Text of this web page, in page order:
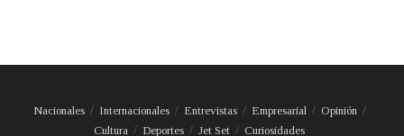
Nacionales Internacionales Entrevistas Empresarial
Opinión
Cultura
Deportes Jet Set Curiosidades